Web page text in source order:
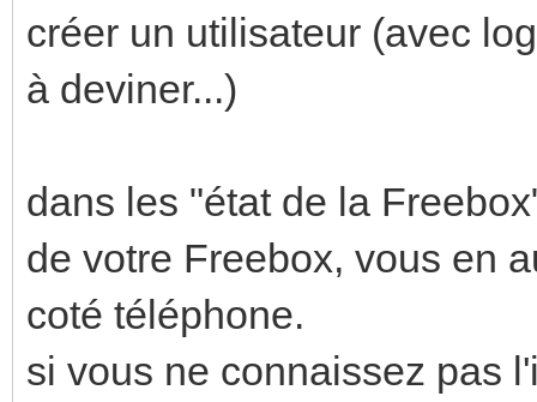
créer un utilisateur (avec
à deviner...)
dans les "état de la
de votre Freebox, vous en
coté téléphone.
si vous ne connaissez pas